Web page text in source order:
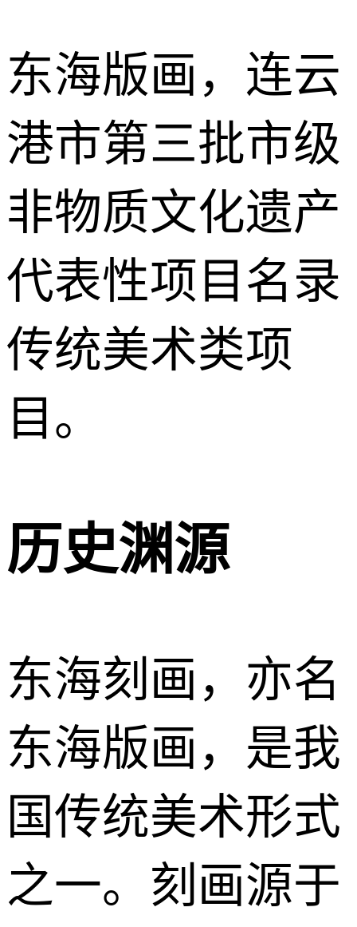
东海版画，连云
港市第三批市级
非物质文化遗产
代表性项目名录
传统美术类项
目。
历史渊源
东海刻画，亦名
东海版画，是我
国传统美术形式
之一。刻画源于